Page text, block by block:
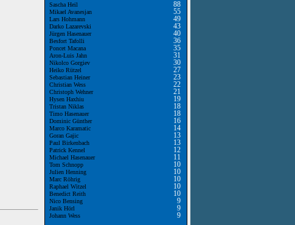
Sascha Heil 88
Mikael Avanesjan 55
Lars Hohmann 49
Darko Lazarevski 43
Jürgen Hasenauer 40
Besfort Tafolli 36
Poncet Macana 35
Aron-Luis Jahn 31
Nikolco Gorgiev 30
Heiko Rützel 27
Sebastian Heiner 23
Christian Wess 22
Christoph Wehner 21
Hysen Haxhiu 19
Tristan Niklas 18
Timo Hasenauer 18
Dominic Günther 16
Marco Karamatic 14
Goran Gajic 13
Paul Birkenbach 13
Patrick Kennel 12
Michael Hasenauer 11
Tom Schnopp 10
Julien Henning 10
Marc Röhrig 10
Raphael Witzel 10
Benedict Reith 10
Nico Bensing 9
Janik Hörl 9
Johann Wess 9